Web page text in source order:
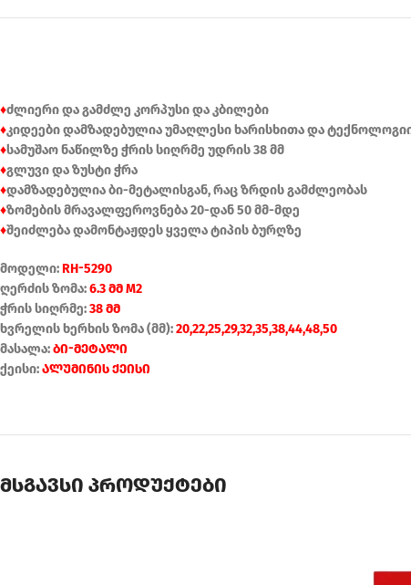
♦ძლიერი და გამძლე კორპუსი და კბილები
♦კიდეები დამზადებულია უმაღლესი ხარისხითა და
♦სამუშაო ნაწილზე ჭრის სიღრმე უდრის 38 მმ
♦გლუვი და ზუსტი ჭრა
♦დამზადებულია ბი-მეტალისგან, რაც ზრდის გამძლეობას
♦ზომების მრავალფეროვნება 20-დან 50 მმ-მდე
♦შეიძლება დამონტაჟდეს ყველა ტიპის ბურღზე
მოდელი:RH-5290
ღერძის ზომა:6.3 მმ M2
ჭრის სიღრმე:38 მმ
ხვრელის ხერხის ზომა (მმ):20,22,25,29,32,35,38,44,48,50
მასალა:ბი-მეტალი
ქეისი:ალუმინის ქეისი
მსგავსი პროდუქტები